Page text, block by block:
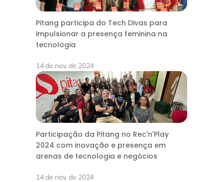
Pitang participa do Tech Divas para
impulsionar a presença feminina na
tecnologia
14 de nov. de 2024
Participação da Pitang no Rec'n'Play
2024 com inovação e presença em
arenas de tecnologia e negócios
14 de nov. de 2024